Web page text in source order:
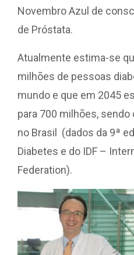
Novembro Azul de
de Próstata.
Atualmente estima-se
milhões de pessoas
mundo e que em 2045
para 700 milhões,
no Brasil (dados da 9ª
Diabetes e do IDF –
Federation).